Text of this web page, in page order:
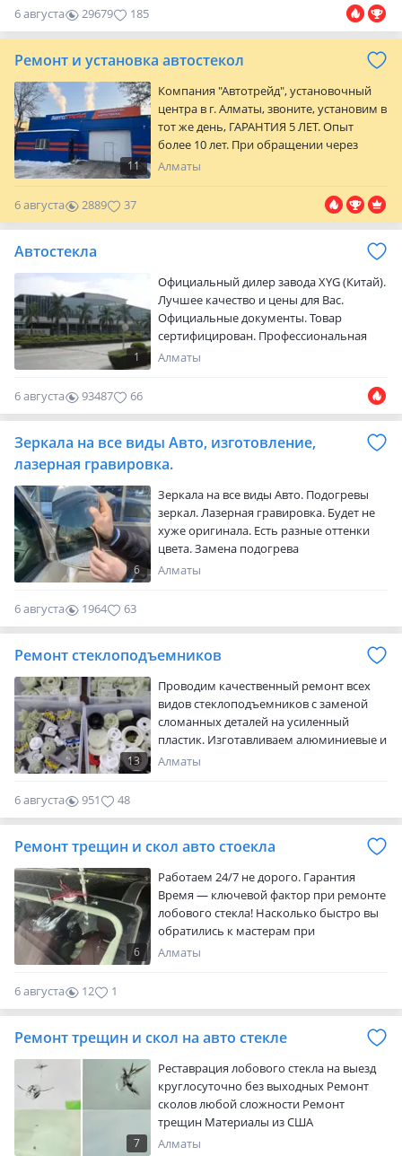
теплом помещении и на выезд. Если у
вас появилось повреждение на стекле
заклейте его скотчем с наружной
попадание грязи и воды
6 августа 29679 185
Ремонт и установка автостекол
11
Компания "Автотрейд", установочный
центра в г. Алматы, звоните, установим в
тот же день, ГАРАНТИЯ 5 ЛЕТ. Опыт
более 10 лет. При обращении через
КОЛЛ-ЦЕНТР действует скидка%.15
наличии. Гарантия низких цен. В
наличии всегда бренды SAT, XYG,
TOYOTA, PILKINGTON * Доступна оплата
Пн-пт: 09: 00-19: 00 Сб: 09: 00-18…
Алматы
6 августа 2889 37
Автостекла
1
Официальный дилер завода XYG (Китай).
Лучшее качество и цены для Вас.
Официальные документы. Товар
сертифицирован. Профессиональная
установка стекол
Алматы
6 августа 93487 66
Зеркала на все виды Авто, изготовление,
лазерная гравировка.
6
Зеркала на все виды Авто. Подогревы
зеркал. Лазерная гравировка. Будет не
хуже оригинала. Есть разные оттенки
цвета. Замена подогрева
Алматы
6 августа 1964 63
Ремонт стеклоподъемников
13
Проводим качественный ремонт всех
видов стеклоподъемников с заменой
сломанных деталей на усиленный
пластик. Изготавливаем алюминиевые и
металические детали которые часто
направления и рукастым клиентом
осуществляем продажу всевозможных
стеклоподъемников самостоятельно
Алматы
6 августа 951 48
Ремонт трещин и скол авто стоекла
6
Работаем 24/7 не дорого. Гарантия
Время — ключевой фактор при ремонте
лобового стекла! Насколько быстро вы
обратились к мастерам при
обнаружении скола или трещины
лобовое стекло полностью!
Алматы
6 августа 12 1
Ремонт трещин и скол на авто стекле
7
Реставрация лобового стекла на выезд
круглосуточно без выходных Ремонт
сколов любой сложности Ремонт
трещин Материалы из США
Инструменты Equalizer Качество 100%
Алматы